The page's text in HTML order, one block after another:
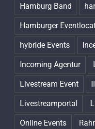
Hamburg Band
Hamburger
hybride Events
Incoming Agentur
Livestream Event
Livestreamportal
Online Events